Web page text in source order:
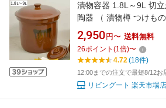
漬物容器 1.8L～9L 切
陶器 （ 漬物樽 つけも
漬け物 つけもの 容器
漬物器 かめ 壺 保存容
）
2,950 円〜 送料無料
26ポイント (1倍)〜
4.72(18件)
12:00までの注文で最短8/12お
リビングート 楽天市場店